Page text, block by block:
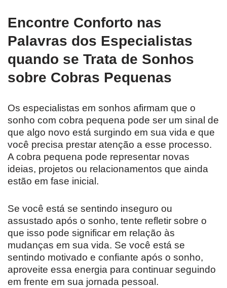
Encontre Conforto nas
Palavras dos Especialistas
quando se Trata de Sonhos
sobre Cobras Pequenas
Os especialistas em sonhos afirmam que o
sonho com cobra pequena pode ser um sinal de
que algo novo está surgindo em sua vida e que
você precisa prestar atenção a esse processo.
A cobra pequena pode representar novas
ideias, projetos ou relacionamentos que ainda
estão em fase inicial.
Se você está se sentindo inseguro ou
assustado após o sonho, tente refletir sobre o
que isso pode significar em relação às
mudanças em sua vida. Se você está se
sentindo motivado e confiante após o sonho,
aproveite essa energia para continuar seguindo
em frente em sua jornada pessoal.